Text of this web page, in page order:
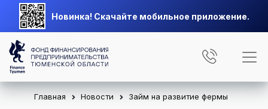
Новинка! Скачайте мобильное приложение.
Главная Новости Займ на развитие фермы